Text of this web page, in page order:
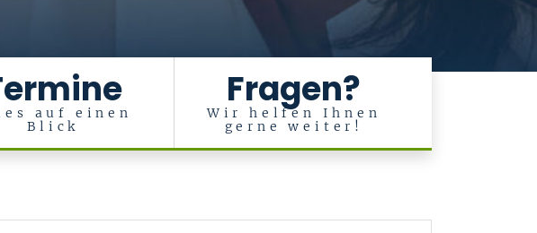
auf einen
Blick
Fragen?
Wir helfen Ihnen
gerne weiter!